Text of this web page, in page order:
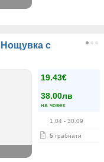
Нощувка с
19.43€
38.00лв
на човек
1.04 - 30.09
5 грабнати